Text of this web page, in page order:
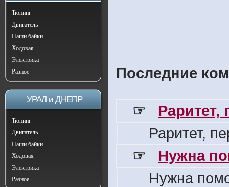
Тюнинг
Двигатель
Наши байки
Ходовая
Электрика
Разное
УРАЛ и ДНЕПР
Тюнинг
Двигатель
Наши байки
Ходовая
Электрика
Разное
Последние
☞
Раритет,
Раритет,
☞
Нужна
Нужна